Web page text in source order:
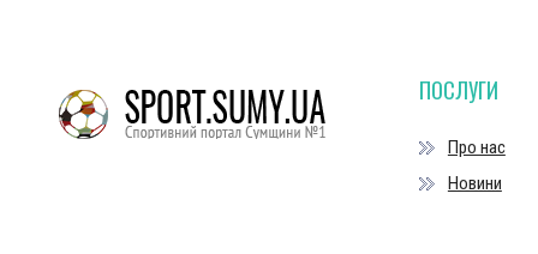
ПОСЛУГИ
Про нас
Новини